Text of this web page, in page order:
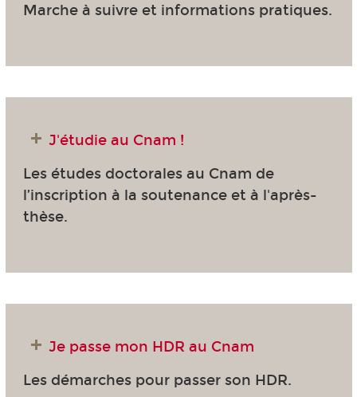
Marche à suivre et informations pratiques.
J'étudie au Cnam !
Les études doctorales au Cnam de
l’inscription à la soutenance et à l'après-
thèse.
Je passe mon HDR au Cnam
Les démarches pour passer son HDR.